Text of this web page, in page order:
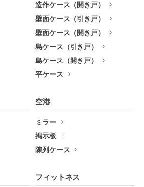
造作ケース（開き戸）
壁面ケース（引き戸）
壁面ケース（開き戸）
島ケース（引き戸）
島ケース（開き戸）
平ケース
空港
ミラー
掲示板
陳列ケース
フィットネス